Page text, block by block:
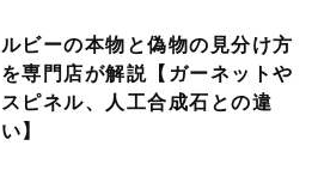
ルビーの本物と偽物の見分け方
を専門店が解説【ガーネットや
スピネル、人工合成石との違
い】